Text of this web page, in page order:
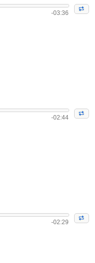
-03:36
-02:44
-02:29